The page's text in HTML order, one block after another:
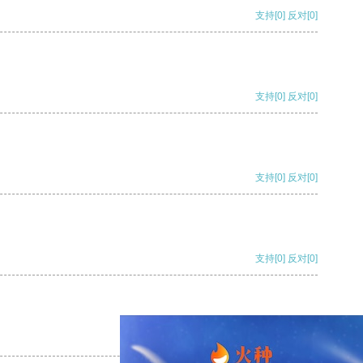
支持[0] 反对[0]
支持[0] 反对[0]
支持[0] 反对[0]
支持[0] 反对[0]